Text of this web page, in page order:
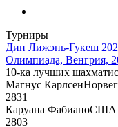
Турниры
Дин Лижэнь-Гукеш
Олимпиада, Венгрия,
10-ка лучших
Магнус Карлсен
2831
Каруана ФабианоСША
2803